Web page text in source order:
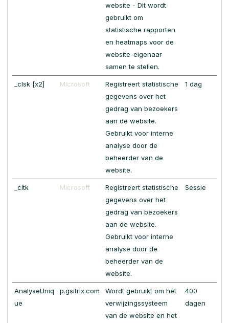
website - Dit wordt
gebruikt om
statistische rapporten
en heatmaps voor de
website-eigenaar
samen te stellen.
_clsk [x2] Microsoft
Registreert statistische
gegevens over het
gedrag van bezoekers
aan de website.
Gebruikt voor interne
analyse door de
beheerder van de
website.
1 dag
_cltk Microsoft
Registreert statistische
gegevens over het
gedrag van bezoekers
aan de website.
Gebruikt voor interne
analyse door de
beheerder van de
website.
Sessie
AnalyseUniq
ue
p.gsitrix.com
Wordt gebruikt om het
verwijzingssysteem
van de website en het
400
dagen